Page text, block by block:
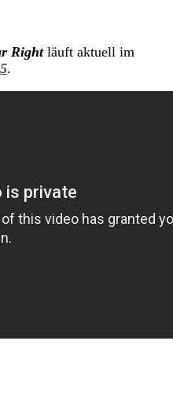
Rightläuft aktuell im
.